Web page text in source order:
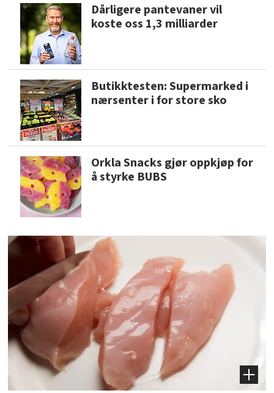
Dårligere pantevaner vil
koste oss 1,3 milliarder
Butikktesten: Supermarked i
nærsenter i for store sko
Orkla Snacks gjør oppkjøp for
å styrke BUBS